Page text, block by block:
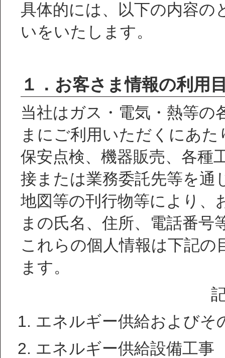
具体的には、以下の内容の
いをいたします。
１．お客さま情報の利用
当社はガス・電気・熱等
まにご利用いただくにあ
保安点検、機器販売、各種
接または業務委託先等を通
地図等の刊行物等により、
まの氏名、住所、電話番
これらの個人情報は下記
ます。
エネルギー供給およびそ
エネルギー供給設備工事